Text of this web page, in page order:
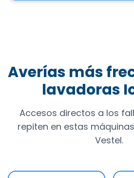
Averías más
lavadoras
Accesos directos a los
repiten en estas
Vestel.